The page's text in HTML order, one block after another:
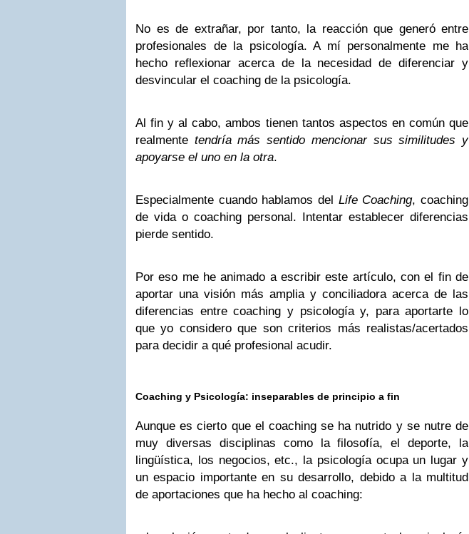
No es de extrañar, por tanto, la reacción que generó entre
profesionales de la psicología. A mí personalmente me ha
hecho reflexionar acerca de la necesidad de diferenciar y
desvincular el coaching de la psicología.
Al fin y al cabo, ambos tienen tantos aspectos en común que
realmente tendría más sentido mencionar sus similitudes y
apoyarse el uno en la otra.
Especialmente cuando hablamos del Life Coaching, coaching
de vida o coaching personal. Intentar establecer diferencias
pierde sentido.
Por eso me he animado a escribir este artículo, con el fin de
aportar una visión más amplia y conciliadora acerca de las
diferencias entre coaching y psicología y, para aportarte lo
que yo considero que son criterios más realistas/acertados
para decidir a qué profesional acudir.
Coaching y Psicología: inseparables de principio a fin
Aunque es cierto que el coaching se ha nutrido y se nutre de
muy diversas disciplinas como la filosofía, el deporte, la
lingüística, los negocios, etc., la psicología ocupa un lugar y
un espacio importante en su desarrollo, debido a la multitud
de aportaciones que ha hecho al coaching: